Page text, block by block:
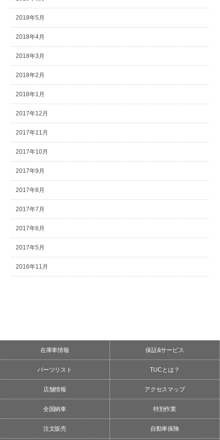
2018年5月
2018年4月
2018年3月
2018年2月
2018年1月
2017年12月
2017年11月
2017年10月
2017年9月
2017年8月
2017年7月
2017年6月
2017年5月
2016年11月
在庫車情報 保証&サービス
パーツリスト TUCとは？
店舗情報 アクセスマップ
全国納車 特別作業
注文販売 自動車保険